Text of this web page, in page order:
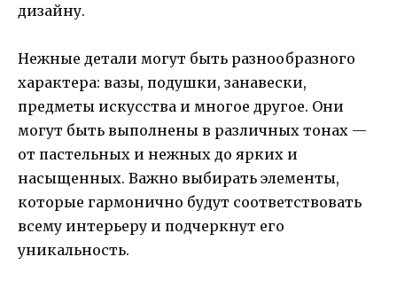
дизайну.
Нежные детали могут быть разнообразного
характера: вазы, подушки, занавески,
предметы искусства и многое другое. Они
могут быть выполнены в различных тонах —
от пастельных и нежных до ярких и
насыщенных. Важно выбирать элементы,
которые гармонично будут соответствовать
всему интерьеру и подчеркнут его
уникальность.